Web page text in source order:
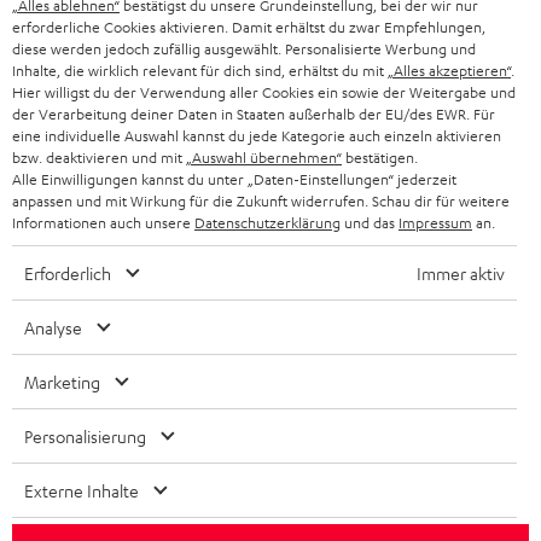
BLUETOOTH-LAUTSPRECHER
KOPFHÖRER
BLUETOOTH-KOPFHÖRER
STEREOANLAGEN
GESCHÄFTSKUNDEN
PARTNERPROGRAMM
BLOG
NEWSLETTER
STORES
DEINE VORTEILE BEI TEUFEL
TEUFEL STORY
UNSER MANAGEMENT
NACHHALTIGKEIT
UNSERE WERTE
SCHWEIZ
NIEDERLANDE
BELGIEN
FRANKREICH
SPANIEN
ITALIEN
Fotos abgebildete Zubehör ist nicht im Lieferumfang enthalten. Etwaige
Entsorgungsgebühren für Batterien sind im Preis inbegriffen.
„Alles ablehnen“ bestätigst du unsere Grundeinstellung, bei der wir nur
erforderliche Cookies aktivieren. Damit erhältst du zwar Empfehlungen,
diese werden jedoch zufällig ausgewählt. Personalisierte Werbung und
Inhalte, die wirklich relevant für dich sind, erhältst du mit „Alles akzeptieren“.
Hier willigst du der Verwendung aller Cookies ein sowie der Weitergabe und
der Verarbeitung deiner Daten in Staaten außerhalb der EU/des EWR. Für
eine individuelle Auswahl kannst du jede Kategorie auch einzeln aktivieren
bzw. deaktivieren und mit „Auswahl übernehmen“ bestätigen.
Alle Einwilligungen kannst du unter „Daten-Einstellungen“ jederzeit
anpassen und mit Wirkung für die Zukunft widerrufen. Schau dir für weitere
Informationen auch unsere Datenschutzerklärung und das Impressum an.
Erforderlich Immer aktiv
Analyse
Marketing
Personalisierung
Externe Inhalte